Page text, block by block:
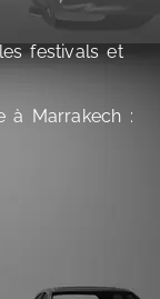
festivals et
à Marrakech :